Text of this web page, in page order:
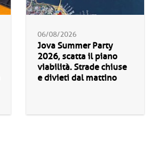
06/08/2026
Jova Summer Party
2026, scatta il piano
viabilità. Strade chiuse
e divieti dal mattino